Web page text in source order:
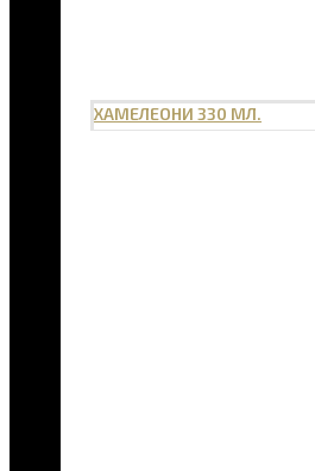
ХАМЕЛЕОНИ 330 МЛ.